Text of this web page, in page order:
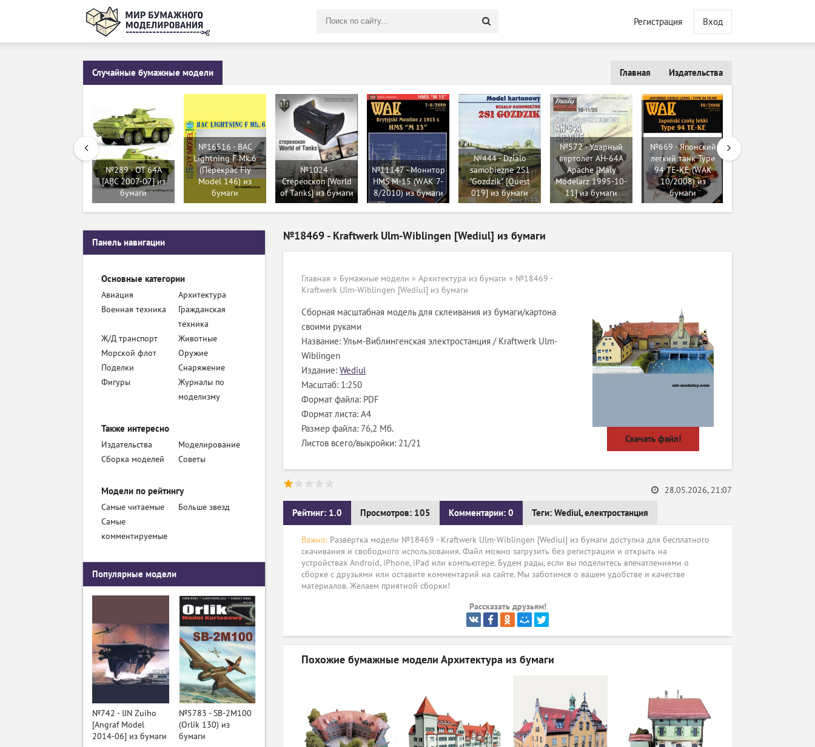
Регистрация Вход
Случайные бумажные модели Издательства
Главная
№289 - OT 64A
[ABC 2007-07] из
бумаги
№16516 - BAC
Lightning F Mk.6
(Перекрас Fly
Model 146) из
бумаги
№1024 -
Стереоскоп [World
of Tanks] из бумаги
№11147 - Монитор
HMS M-15 (WAK 7-
8/2010) из бумаги
№444 - Dzialo
samobiezne 2S1
"Gozdzik" [Quest
019] из бумаги
№572 - Ударный
вертолёт AH-64A
Apache [Maly
Modelarz 1995-10-
11] из бумаги
№669 - Японский
легкий танк Type
94 TE-KE (WAK
10/2008) из
бумаги
№18469 - Kraftwerk Ulm-Wiblingen [Wediul] из бумаги
Главная » Бумажные модели » Архитектура из бумаги » №18469 -
Kraftwerk Ulm-Wiblingen [Wediul] из бумаги
Сборная масштабная модель для склеивания из бумаги/картона
своими руками
Название: Ульм-Виблингенская электростанция / Kraftwerk Ulm-
Wiblingen
Издание: Wediul
Масштаб: 1:250
Формат файла: PDF
Формат листа: А4
Размер файла: 76,2 Мб.
Листов всего/выкройки: 21/21
Скачать файл!
Рейтинг: 1.0 Просмотров: 105 Комментарии: 0 Теги: Wediul,електростанция
28.05.2026, 21:07
Важно: Развёртка модели №18469 - Kraftwerk Ulm-Wiblingen [Wediul] из бумаги доступна для бесплатного
скачивания и свободного использования. Файл можно загрузить без регистрации и открыть на
устройствах Android, iPhone, iPad или компьютере. Будем рады, если вы поделитесь впечатлениями о
сборке с друзьями или оставите комментарий на сайте. Мы заботимся о вашем удобстве и качестве
материалов. Желаем приятной сборки!
Рассказать друзьям!
Похожие бумажные модели Архитектура из бумаги
Панель навигации
Основные категории
Авиация
Архитектура
Военная техника
Гражданская
техника
Ж/Д транспорт
Животные
Морской флот
Оружие
Поделки
Снаряжение
Фигуры
Журналы по
моделизму
Также интересно
Издательства
Моделирование
Сборка моделей
Советы
Модели по рейтингу
Самые читаемые
Больше звезд
Самые
комментируемые
Популярные модели
№742 - IJN Zuiho
[Angraf Model
2014-06] из бумаги
№5783 - SB-2M100
(Orlik 130) из
бумаги